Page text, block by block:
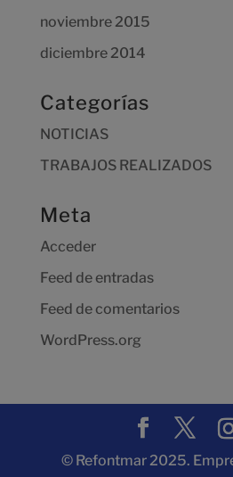
noviembre 2015
diciembre 2014
Categorías
NOTICIAS
TRABAJOS REALIZADOS
Meta
Acceder
Feed de entradas
Feed de comentarios
WordPress.org
© Refontmar 2025.